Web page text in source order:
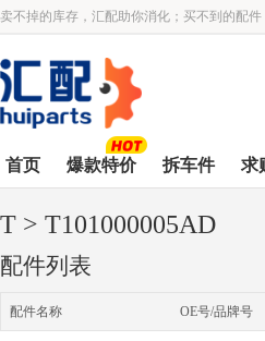
卖不掉的库存，汇配助你消化；买不到的配件
首页 爆款特价 拆车件 求
T > T101000005AD
配件列表
配件名称 OE号/品牌号